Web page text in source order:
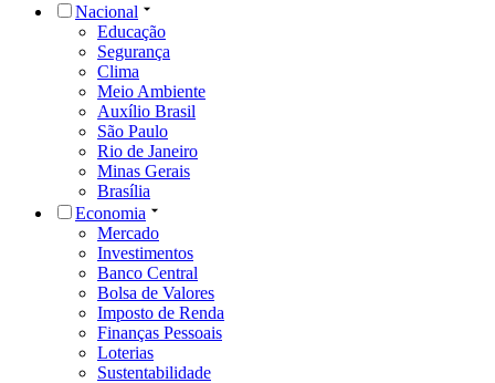
Nacional
Educação
Segurança
Clima
Meio Ambiente
Auxílio Brasil
São Paulo
Rio de Janeiro
Minas Gerais
Brasília
Economia
Mercado
Investimentos
Banco Central
Bolsa de Valores
Imposto de Renda
Finanças Pessoais
Loterias
Sustentabilidade